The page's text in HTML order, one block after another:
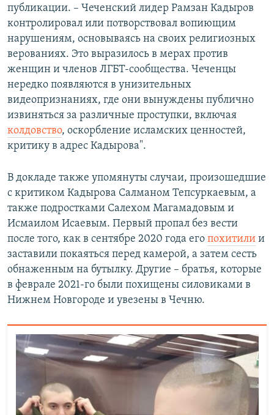
публикации. – Чеченский лидер Рамзан Кадыров
контролировал или потворствовал вопиющим
нарушениям, основываясь на своих религиозных
верованиях. Это выразилось в мерах против
женщин и членов ЛГБТ-сообщества. Чеченцы
нередко появляются в унизительных
видеопризнаниях, где они вынуждены публично
извиняться за различные проступки, включая
колдовство, оскорбление исламских ценностей,
критику в адрес Кадырова".
В докладе также упомянуты случаи, произошедшие
с критиком Кадырова Салманом Тепсуркаевым, а
также подростками Салехом Магамадовым и
Исмаилом Исаевым. Первый пропал без вести
после того, как в сентябре 2020 года его похитили и
заставили покаяться перед камерой, а затем сесть
обнаженным на бутылку. Другие – братья, которые
в феврале 2021-го были похищены силовиками в
Нижнем Новгороде и увезены в Чечню.